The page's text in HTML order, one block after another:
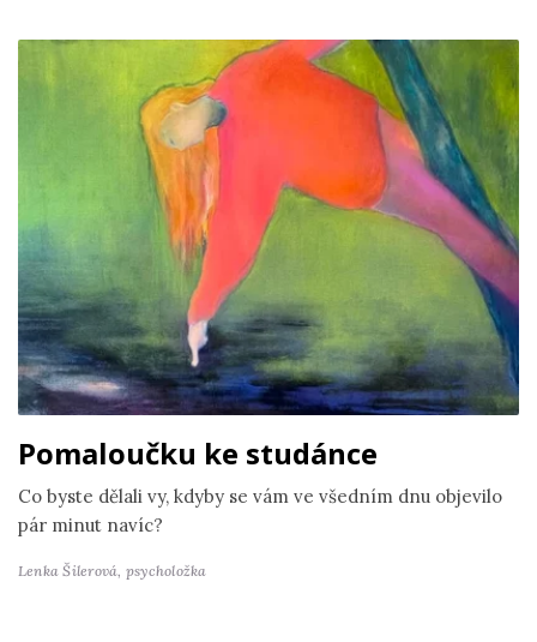
Pomaloučku ke studánce
Co byste dělali vy, kdyby se vám ve všedním dnu objevilo
pár minut navíc?
Lenka Šilerová, psycholožka